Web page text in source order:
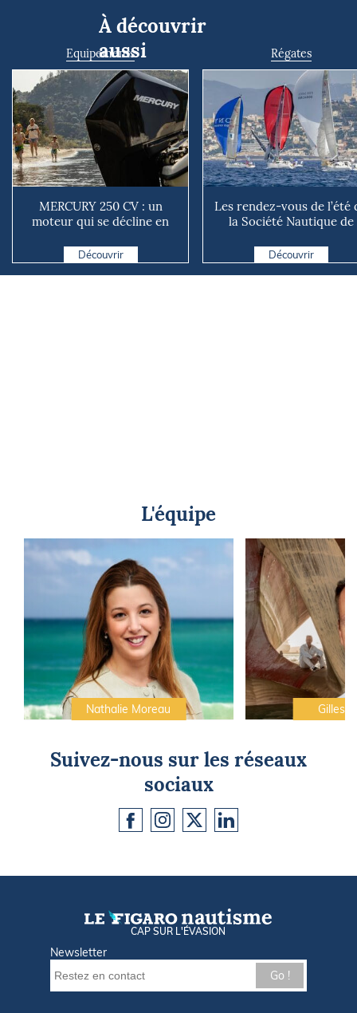
À découvrir
aussi
Equipements
MERCURY 250 CV : un
moteur qui se décline en
Découvrir
Régates
Les rendez-vous de l’été
la Société Nautique de
Découvrir
L'équipe
Nathalie Moreau Gilles
Suivez-nous sur les réseaux
sociaux
CAP SUR L'ÉVASION
Newsletter
Go !